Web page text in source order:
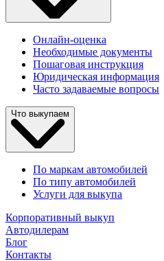
Онлайн-оценка
Необходимые документы
Пошаговая инструкция
Юридическая информация
Часто задаваемые вопросы
Что выкупаем
По маркам автомобилей
По типу автомобилей
Услуги для выкупа
Корпоративный выкуп
Автодилерам
Блог
Контакты